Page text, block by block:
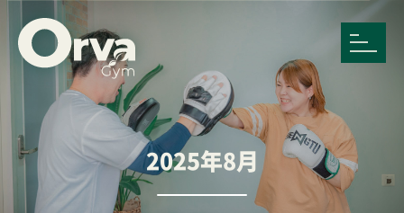
2025年8月